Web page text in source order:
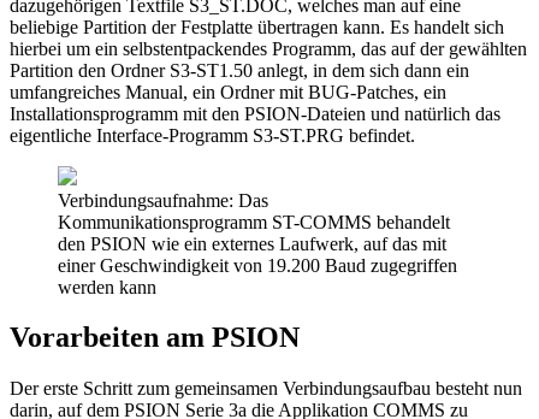
dazugehörigen Textfile S3_ST.DOC, welches man auf eine
beliebige Partition der Festplatte übertragen kann. Es handelt sich
hierbei um ein selbstentpackendes Programm, das auf der gewählten
Partition den Ordner S3-ST1.50 anlegt, in dem sich dann ein
umfangreiches Manual, ein Ordner mit BUG-Patches, ein
Installationsprogramm mit den PSION-Dateien und natürlich das
eigentliche Interface-Programm S3-ST.PRG befindet.
Verbindungsaufnahme: Das
Kommunikationsprogramm ST-COMMS behandelt
den PSION wie ein externes Laufwerk, auf das mit
einer Geschwindigkeit von 19.200 Baud zugegriffen
werden kann
Vorarbeiten am PSION
Der erste Schritt zum gemeinsamen Verbindungsaufbau besteht nun
darin, auf dem PSION Serie 3a die Applikation COMMS zu